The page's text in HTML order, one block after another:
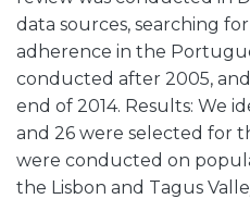
data sources, searching
adherence in the
conducted after 2005,
end of 2014. Results: We
and 26 were selected for
were conducted on
the Lisbon and Tagus